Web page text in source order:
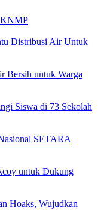
KNMP
Distribusi Air Untuk
Bersih untuk Warga
Siswa di 73 Sekolah
SETARA
untuk Dukung
Hoaks, Wujudkan